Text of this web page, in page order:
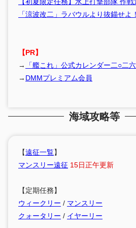
「涼波改二」ラバウルより抜錨せよ！
【PR】
→
「艦これ」公式カレンダー二○二六
→ DMMプレミアム会員
海域攻略等
【遠征一覧】
マンスリー遠征 15日正午更新
【定期任務】
ウィークリー / マンスリー
クォータリー / イヤーリー